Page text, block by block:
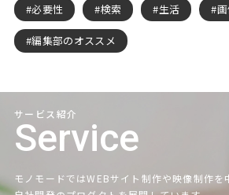
必要性 検索 生活
編集部のオススメ
サービス紹介
Service
モノモードではWEBサイト制作や映像制作を